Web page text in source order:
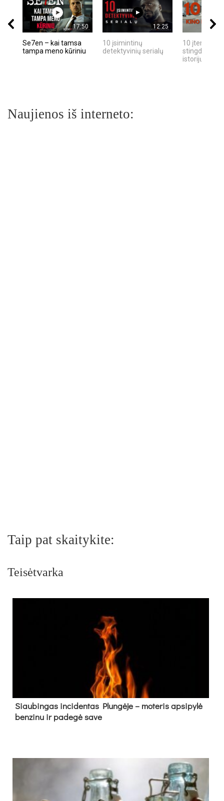
17:50
Se7en – kai tamsa
tampa meno kūriniu
12:25
10 įsimintinų
detektyvinių serialų
10 įtemptų,
stingdančių
istorijų
Naujienos iš interneto:
Taip pat skaitykite:
Teisėtvarka
Siau­bin­gas in­ci­den­tas Plun­gė­je – mo­te­ris ap­si­py­lė
ben­zi­nu ir pa­de­gė sa­ve